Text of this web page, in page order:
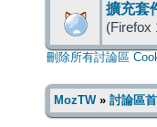
擴充套
(Firefox
刪除所有討論區
MozTW» 討論區